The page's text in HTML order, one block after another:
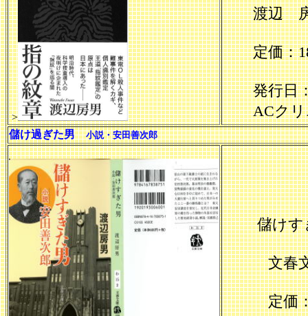
>
渡辺 房
定価：
発行日：
ACクリエ
儲け過ぎた男小説・安田善次郎
儲けすぎ
文春文庫
定価：